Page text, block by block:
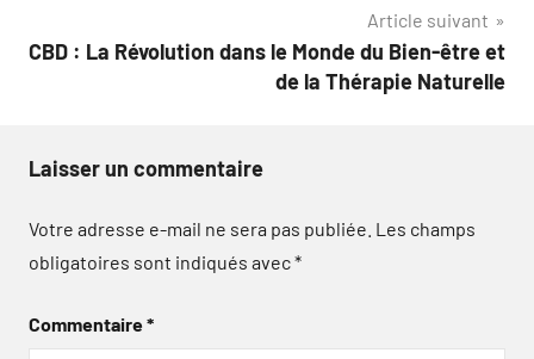
Article suivant
CBD : La Révolution dans le Monde du Bien-être et
de la Thérapie Naturelle
Laisser un commentaire
Votre adresse e-mail ne sera pas publiée. Les champs
obligatoires sont indiqués avec*
Commentaire*